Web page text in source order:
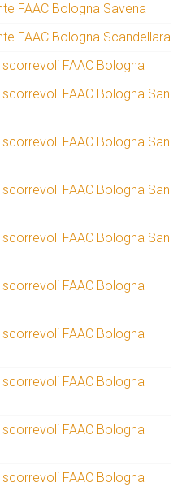
FAAC Bologna Savena
FAAC Bologna Scandellara
FAAC Bologna
FAAC Bologna San
FAAC Bologna San
FAAC Bologna San
FAAC Bologna San
FAAC Bologna
FAAC Bologna
FAAC Bologna
FAAC Bologna
FAAC Bologna